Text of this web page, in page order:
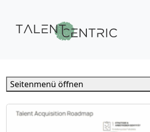
Seitenmenü öffnen